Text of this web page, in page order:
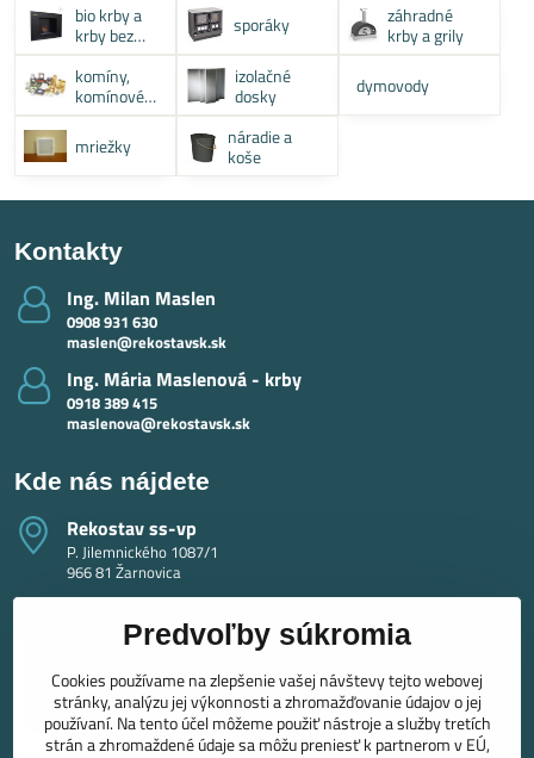
bio krby a
krby bez
komína
sporáky
záhradné
krby a grily
komíny,
komínové
systémy
izolačné
dosky
dymovody
mriežky
náradie a
koše
Kontakty
Ing​. Milan Maslen
0908 931 630
maslen@rekostavsk.sk
Ing​. Mária Maslenová - krby
0918 389 415
maslenova@rekostavsk.sk
Kde nás nájdete
Rekostav ss-vp
P. Jilemnického 1087/1
966 81 Žarnovica
Predvoľby súkromia
Cookies používame na zlepšenie vašej návštevy tejto webovej
stránky, analýzu jej výkonnosti a zhromažďovanie údajov o jej
používaní. Na tento účel môžeme použiť nástroje a služby tretích
strán a zhromaždené údaje sa môžu preniesť k partnerom v EÚ,